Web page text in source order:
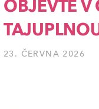
OBJEVTE V
23. ČERVNA 2026